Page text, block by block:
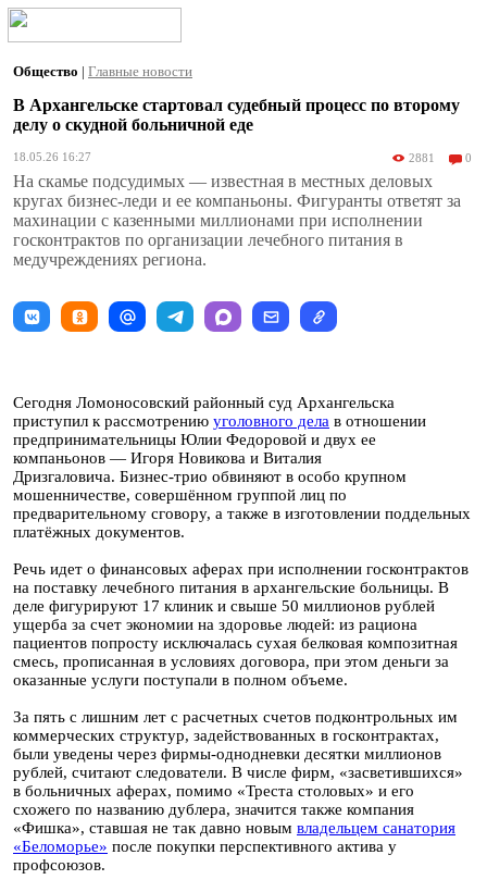
Общество | Главные новости
В Архангельске стартовал судебный процесс по второму
делу о скудной больничной еде
18.05.26 16:27 2881 0
На скамье подсудимых — известная в местных деловых
кругах бизнес-леди и ее компаньоны. Фигуранты ответят за
махинации с казенными миллионами при исполнении
госконтрактов по организации лечебного питания в
медучреждениях региона.
Сегодня Ломоносовский районный суд Архангельска
приступил к рассмотрению уголовного дела в отношении
предпринимательницы Юлии Федоровой и двух ее
компаньонов — Игоря Новикова и Виталия
Дризгаловича. Бизнес-трио обвиняют в особо крупном
мошенничестве, совершённом группой лиц по
предварительному сговору, а также в изготовлении поддельных
платёжных документов.
Речь идет о финансовых аферах при исполнении госконтрактов
на поставку лечебного питания в архангельские больницы. В
деле фигурируют 17 клиник и свыше 50 миллионов рублей
ущерба за счет экономии на здоровье людей: из рациона
пациентов попросту исключалась сухая белковая композитная
смесь, прописанная в условиях договора, при этом деньги за
оказанные услуги поступали в полном объеме.
За пять с лишним лет с расчетных счетов подконтрольных им
коммерческих структур, задействованных в госконтрактах,
были уведены через фирмы-однодневки десятки миллионов
рублей, считают следователи. В числе фирм, «засветившихся»
в больничных аферах, помимо «Треста столовых» и его
схожего по названию дублера, значится также компания
«Фишка», ставшая не так давно новым владельцем санатория
«Беломорье» после покупки перспективного актива у
профсоюзов.